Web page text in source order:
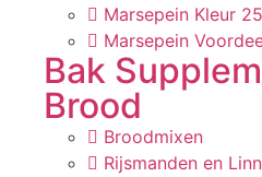
Marsepein Kleur
Marsepein
Bak
Brood
Broodmixen
Rijsmanden en